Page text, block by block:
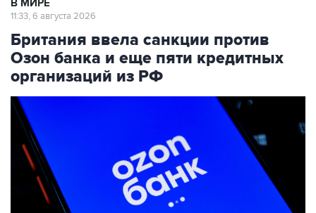
Британия ввела санкции против
Озон банка и еще пяти кредитных
организаций из РФ